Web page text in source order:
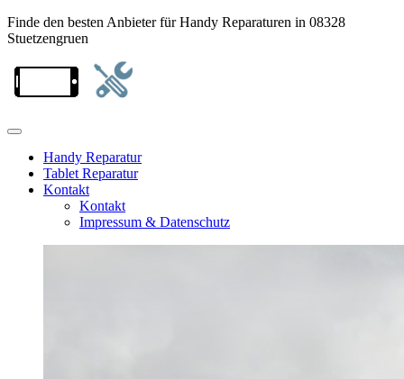
Finde den besten Anbieter für Handy Reparaturen in 08328
Stuetzengruen
Handy Reparatur
Tablet Reparatur
Kontakt
Kontakt
Impressum & Datenschutz